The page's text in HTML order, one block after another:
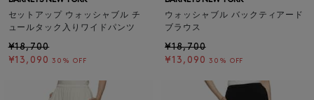
セットアップ ウォッシャブル チ
ュールタック入りワイドパンツ
¥18,700
¥13,090 30% OFF
ウォッシャブル バックティアード
ブラウス
¥18,700
¥13,090 30% OFF